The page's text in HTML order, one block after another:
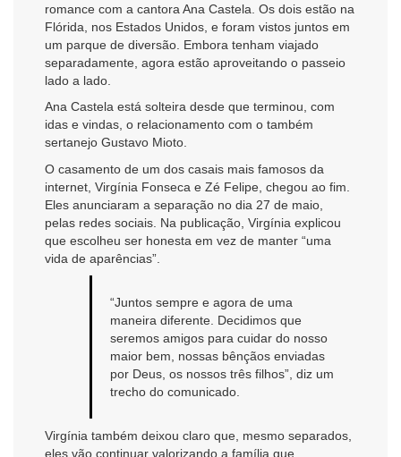
romance com a cantora Ana Castela. Os dois estão na
Flórida, nos Estados Unidos, e foram vistos juntos em
um parque de diversão. Embora tenham viajado
separadamente, agora estão aproveitando o passeio
lado a lado.
Ana Castela está solteira desde que terminou, com
idas e vindas, o relacionamento com o também
sertanejo Gustavo Mioto.
O casamento de um dos casais mais famosos da
internet, Virgínia Fonseca e Zé Felipe, chegou ao fim.
Eles anunciaram a separação no dia 27 de maio,
pelas redes sociais. Na publicação, Virgínia explicou
que escolheu ser honesta em vez de manter “uma
vida de aparências”.
“Juntos sempre e agora de uma
maneira diferente. Decidimos que
seremos amigos para cuidar do nosso
maior bem, nossas bênçãos enviadas
por Deus, os nossos três filhos”, diz um
trecho do comunicado.
Virgínia também deixou claro que, mesmo separados,
eles vão continuar valorizando a família que